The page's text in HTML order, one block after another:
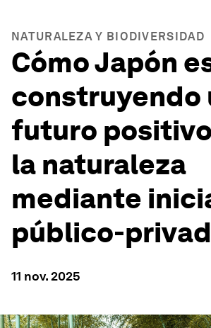
NATURALEZA Y BIODIVERSIDAD
Cómo Japón
construyendo
futuro
la naturaleza
mediante
público-
11 nov. 2025